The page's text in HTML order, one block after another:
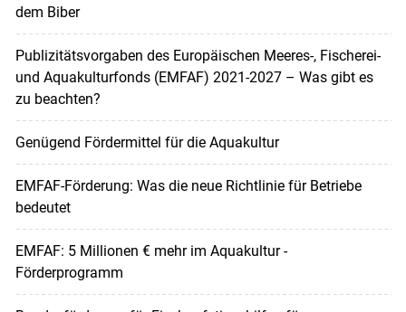
dem Biber
Publizitätsvorgaben des Europäischen Meeres-, Fischerei-
und Aquakulturfonds (EMFAF) 2021-2027 – Was gibt es
zu beachten?
Genügend Fördermittel für die Aquakultur
EMFAF-Förderung: Was die neue Richtlinie für Betriebe
bedeutet
EMFAF: 5 Millionen € mehr im Aquakultur -
Förderprogramm